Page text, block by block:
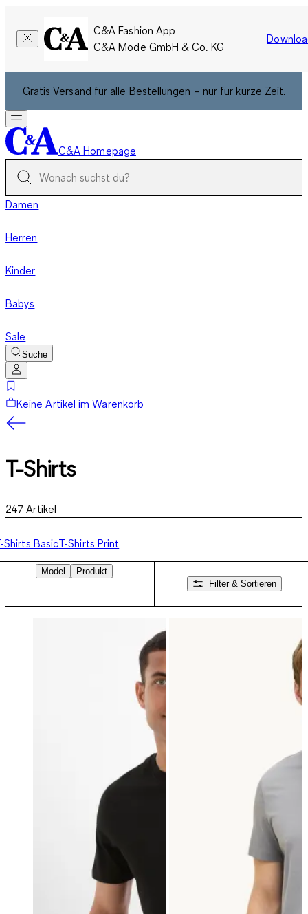
C&A Fashion App
C&A Mode GmbH & Co. KG
Gratis Versand für alle Bestellungen – nur für kurze Zeit.
C&A Homepage
Damen
Herren
Kinder
Babys
Sale
Suche
Keine Artikel im Warenkorb
T-Shirts
247 Artikel
Shirts BasicT-Shirts Print
Model
Produkt
Filter & Sortieren